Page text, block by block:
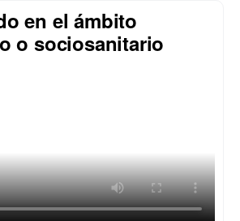
en el ámbito
o sociosanitario